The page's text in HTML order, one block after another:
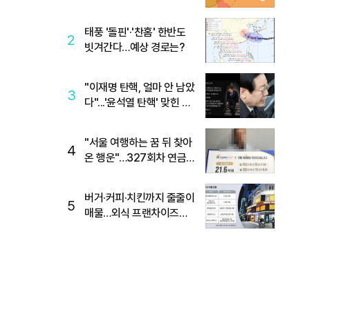
2
태풍 '돌핀'·'찬홈' 한반도
빗겨간다…예상 경로는?
3
"이재명 탄핵, 얼마 안 남았
다"...'윤석열 탄핵' 맞힌 무
4
"서울 여행하는 꿈 뒤 찾아
온 행운"…327회차 연금
5
버거·커피·치킨까지 줄줄이
매물…외식 프랜차이즈